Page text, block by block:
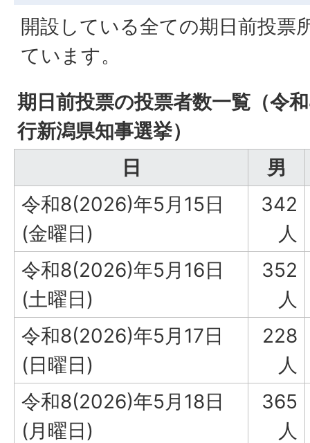
開設している全ての期日前投票
ています。
期日前投票の投票者数一覧（令
行新潟県知事選挙）
日
男
令和8(2026)年5月15日
(金曜日)
342
人
令和8(2026)年5月16日
(土曜日)
352
人
令和8(2026)年5月17日
(日曜日)
228
人
令和8(2026)年5月18日
(月曜日)
365
人